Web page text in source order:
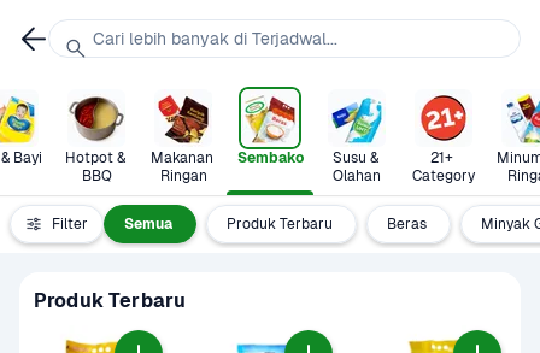
Bayi
Hotpot &
BBQ
Makanan
Ringan
Sembako
Susu &
Olahan
21+
Category
Filter Semua Produk Terbaru Beras Minyak
Produk Terbaru
Cari lebih banyak di Terjadwal...